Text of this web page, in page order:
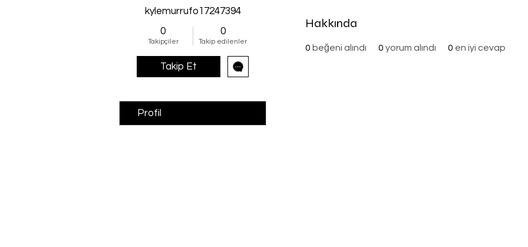
Hakkında
0 beğeni alındı 0 yorum alındı 0 en iyi cevap
kylemurrufo17247394
0
Takipçiler
0
Takip edilenler
Takip Et
Profil